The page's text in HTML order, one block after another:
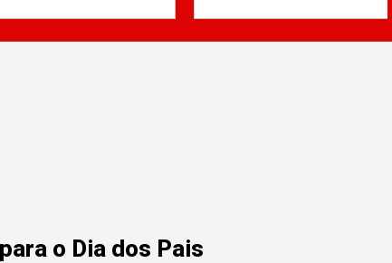
o Dia dos Pais